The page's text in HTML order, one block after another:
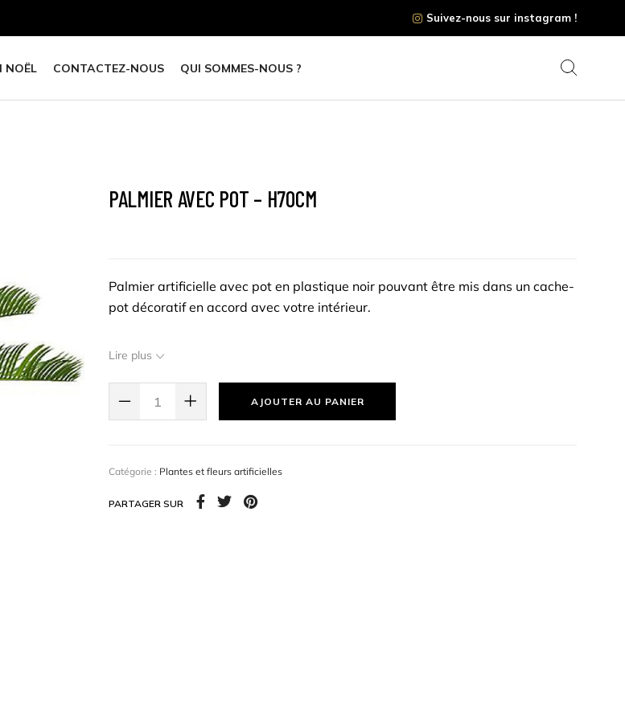
Suivez-nous sur instagram !
NOËL CONTACTEZ-NOUS QUI SOMMES-NOUS ?
PALMIER AVEC POT – H70CM
Palmier artificielle avec pot en plastique noir pouvant être mis dans un cache-
pot décoratif en accord avec votre intérieur.
Hauteur : 70 cm
Lire plus
AJOUTER AU PANIER
Catégorie : Plantes et fleurs artificielles
PARTAGER SUR